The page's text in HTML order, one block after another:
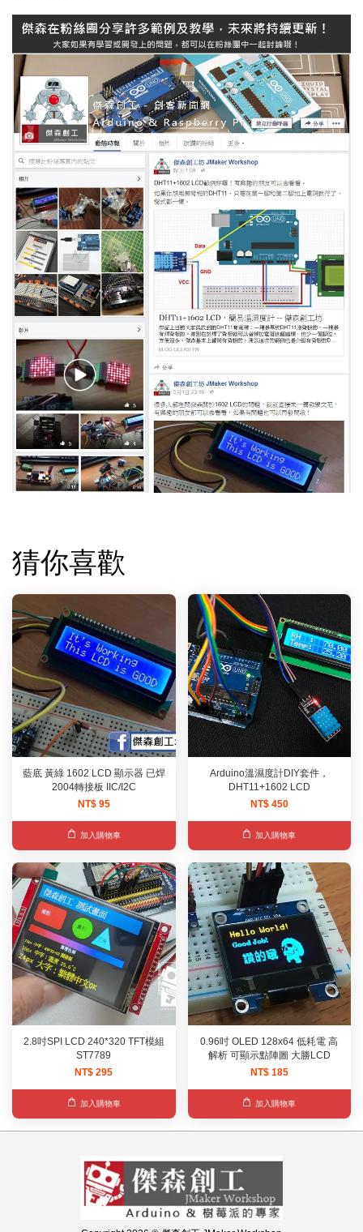
猜你喜歡
藍底 黃綠 1602 LCD 顯示器 已焊
2004轉接板 IIC/I2C
NT$ 95
加入購物車
Arduino溫濕度計DIY套件，
DHT11+1602 LCD
NT$ 450
加入購物車
2.8吋SPI LCD 240*320 TFT模組
ST7789
NT$ 295
加入購物車
0.96吋 OLED 128x64 低耗電 高
解析 可顯示點陣圖 大勝LCD
NT$ 185
加入購物車